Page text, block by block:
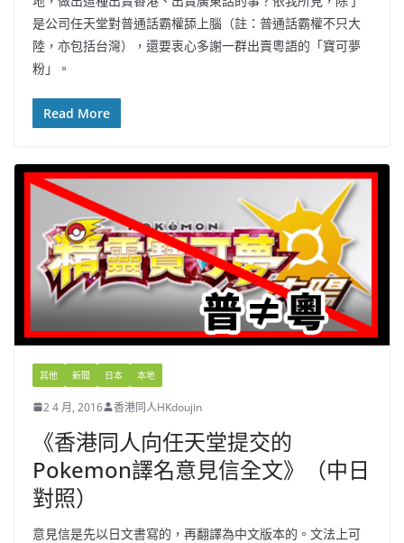
是公司任天堂對普通話霸權舔上腦（註：普通話霸權不只大
陸，亦包括台灣），還要衷心多謝一群出賣粵語的「寶可夢
粉」。
Read More
其他 新聞 日本 本地
2 4 月, 2016 香港同人HKdoujin
《香港同人向任天堂提交的
Pokemon譯名意見信全文》（中日
對照）
意見信是先以日文書寫的，再翻譯為中文版本的。文法上可